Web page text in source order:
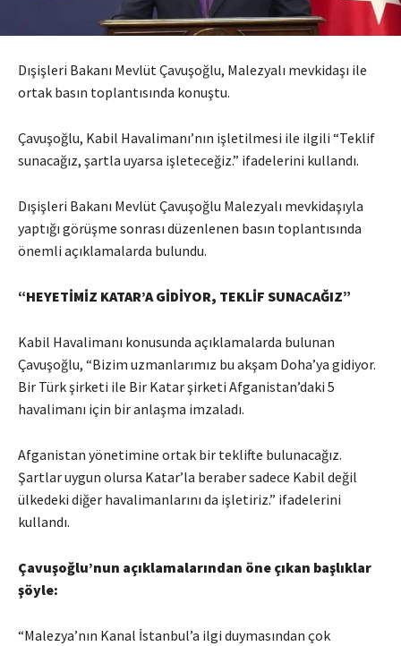
Dışişleri Bakanı Mevlüt Çavuşoğlu, Malezyalı mevkidaşı ile
ortak basın toplantısında konuştu.
Çavuşoğlu, Kabil Havalimanı’nın işletilmesi ile ilgili “Teklif
sunacağız, şartla uyarsa işleteceğiz.” ifadelerini kullandı.
Dışişleri Bakanı Mevlüt Çavuşoğlu Malezyalı mevkidaşıyla
yaptığı görüşme sonrası düzenlenen basın toplantısında
önemli açıklamalarda bulundu.
“HEYETİMİZ KATAR’A GİDİYOR, TEKLİF SUNACAĞIZ”
Kabil Havalimanı konusunda açıklamalarda bulunan
Çavuşoğlu, “Bizim uzmanlarımız bu akşam Doha’ya gidiyor.
Bir Türk şirketi ile Bir Katar şirketi Afganistan’daki 5
havalimanı için bir anlaşma imzaladı.
Afganistan yönetimine ortak bir teklifte bulunacağız.
Şartlar uygun olursa Katar’la beraber sadece Kabil değil
ülkedeki diğer havalimanlarını da işletiriz.” ifadelerini
kullandı.
Çavuşoğlu’nun açıklamalarından öne çıkan başlıklar
şöyle:
“Malezya’nın Kanal İstanbul’a ilgi duymasından çok